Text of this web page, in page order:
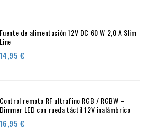
Fuente de alimentación 12V DC 60 W 2,0 A Slim
Line
14,95 €
Control remoto RF ultrafino RGB / RGBW –
Dimmer LED con rueda táctil 12V inalámbrico
16,95 €